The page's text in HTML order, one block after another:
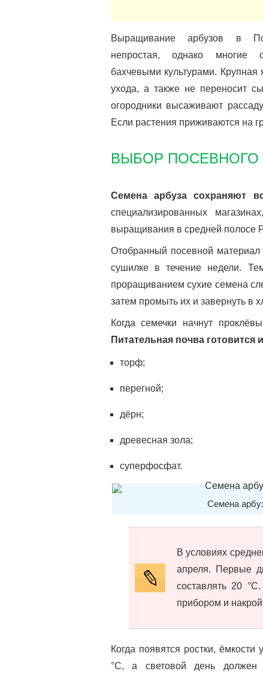
Выращивание арбузов в
непростая, однако многие
бахчевыми культурами. Крупная
ухода, а также не переносит
огородники высаживают
Если растения приживаются на
ВЫБОР ПОСЕВНОГО
Семена арбуза сохраняют
специализированных
выращивания в средней полосе
Отобранный посевной материал
сушилке в течение недели.
проращиванием сухие семена
затем промыть их и завернуть в
Когда семечки начнут
Питательная почва
торф;
перегной;
дёрн;
древесная зола;
суперфосфат.
Семена
В условиях
апреля. Первые
составлять 20
прибором и
Когда появятся ростки,
°C, а световой день